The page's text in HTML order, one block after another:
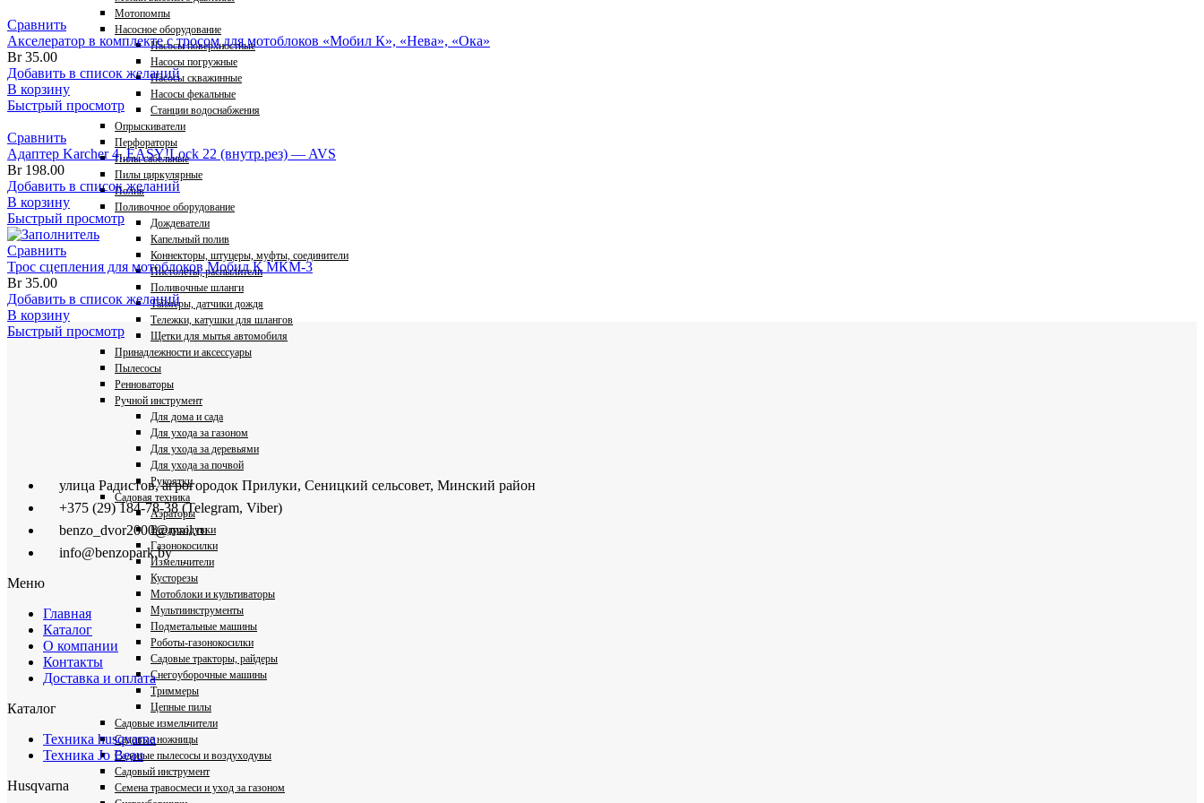
Мотопомпы
Насосное оборудование
Насосы поверхностные
Насосы погружные
Насосы скважинные
Насосы фекальные
Станции водоснабжения
Опрыскиватели
Перфораторы
Пилы сабельные
Пилы циркулярные
Полив
Поливочное оборудование
Дождеватели
Капельный полив
Коннекторы, штуцеры, муфты, соединители
Пистолеты, распылители
Поливочные шланги
Таймеры, датчики дождя
Тележки, катушки для шлангов
Щетки для мытья автомобиля
Принадлежности и аксессуары
Пылесосы
Ренноваторы
Ручной инструмент
Для дома и сада
Для ухода за газоном
Для ухода за деревьями
Для ухода за почвой
Рукоятки
Садовая техника
Аэраторы
Воздуходувки
Газонокосилки
Измельчители
Кусторезы
Мотоблоки и культиваторы
Мультиинструменты
Подметальные машины
Роботы-газонокосилки
Садовые тракторы, райдеры
Снегоуборочные машины
Триммеры
Цепные пилы
Садовые измельчители
Садовые ножницы
Садовые пылесосы и воздуходувы
Садовый инструмент
Семена травосмеси и уход за газоном
Сравнить
Акселератор в комплекте с тросом для мотоблоков «Мобил К», «Нева», «Ока»
Br35.00
Добавить в список желаний
В корзину
Быстрый просмотр
Сравнить
Адаптер Karcher 4, EASY!Lock 22 (внутр.рез) — AVS
Br198.00
Добавить в список желаний
В корзину
Быстрый просмотр
Сравнить
Трос сцепления для мотоблоков Мобил К МКМ-3
Br35.00
Добавить в список желаний
В корзину
Быстрый просмотр
улица Радистов, агрогородок Прилуки, Сеницкий сельсовет, Минский район
+375 (29) 184-78-38 (Telegram, Viber)
benzo_dvor2000@mail.ru
info@benzopark.by
Меню
Главная
Каталог
О компании
Контакты
Доставка и оплата
Каталог
Техника husqvarna
Техника Jo Beau
Husqvarna